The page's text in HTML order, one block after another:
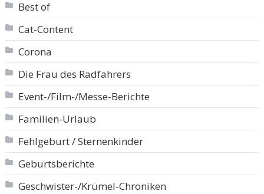
Best of
Cat-Content
Corona
Die Frau des Radfahrers
Event-/Film-/Messe-Berichte
Familien-Urlaub
Fehlgeburt / Sternenkinder
Geburtsberichte
Geschwister-/Krümel-Chroniken